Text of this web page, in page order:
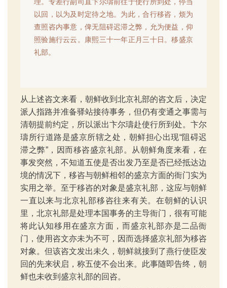
以回，以为及时定待之地。为此，合行移咨，烦为
查照咨内事意，俾无阻碍迟滞之弊，允为便益，仰
照验施行云云。康熙三十一年正月三十日。移盛京
礼部。
从上述咨文来看，朝鲜收到北京礼部的咨文后，决定
派人指路并准备驿站接待事务，但仍有变通之事需与
清朝提前约定，所以派出卞尔璹赴使行所到处。卞尔
璹所行道路是盛京所辖之处，朝鲜担心出现“阻碍迟
滞之弊”，因而移咨盛京礼部。从朝鲜角度来看，在
事发突然，不知道五使是否出发乃至是否已经抵达边
境的情况下，移咨与朝鲜相邻的盛京方面的衙门实为
实用之举。至于移咨的对象是盛京礼部，这应与朝鲜
一直以来与北京礼部移咨往来有关。在朝鲜的认识
里，北京礼部是处理本国事务的主导衙门，很有可能
将此认知移用在盛京方面，而盛京礼部亦是二品衙
门，使用咨文亦未为不可，因而选择盛京礼部为移咨
对象。但该咨文发出未久，朝鲜就接到了燕行使臣发
回的先来状启，称五使不会出来。此事随即告终，朝
鲜也未收到盛京礼部的回咨。